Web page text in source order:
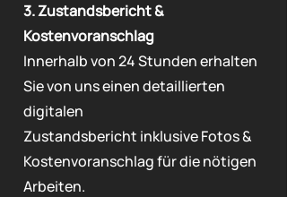
3. Zustandsbericht &
Kostenvoranschlag
Innerhalb von 24 Stunden erhalten
Sie von uns einen detaillierten
digitalen
Zustandsbericht inklusive Fotos &
Kostenvoranschlag für die nötigen
Arbeiten.